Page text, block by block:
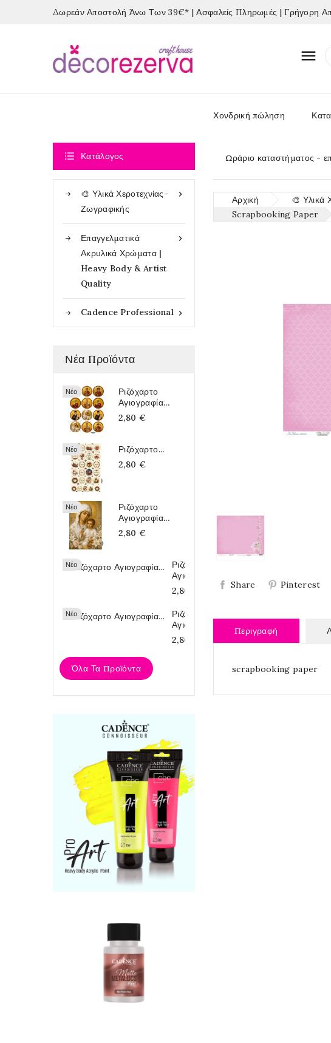
Δωρεάν Αποστολή Άνω Των 39€* | Ασφαλείς Πληρωμές | Γρήγορη

Χονδρική πώληση
Ωράριο καταστήματος -
 Κατάλογος

🎨 Υλικά Χεροτεχνίας-
Ζωγραφικής

Επαγγελματικά
Ακρυλικά Χρώματα |
Heavy Body & Artist
Quality

Cadence Professional
Νέα Προϊόντα
Νέο
Ριζόχαρτο
Αγιογραφία...
2,80 €
Νέο
Ριζόχαρτο...
2,80 €
Νέο
Ριζόχαρτο
Αγιογραφία...
2,80 €
Νέο
Ριζόχαρτο
Αγιογραφία...
2,80 €
Νέο
Ριζόχαρτο
Αγιογραφία...
2,80 €
Όλα Τα Προϊόντα
Αρχική 🎨 Υλικά
Scrapbooking Paper
Share Pinterest
Περιγραφή
scrapbooking paper